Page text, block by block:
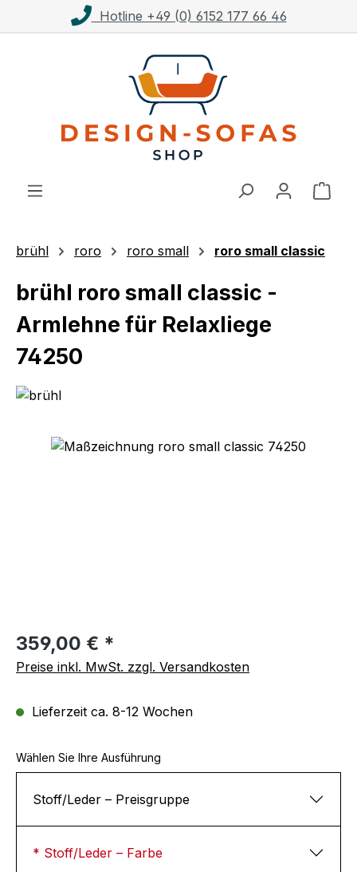
Zum Hauptinhalt springenKostenloser Versand ab 1.000€**
brühl roro roro small roro small classic
brühl roro small classic -
Armlehne für Relaxliege
74250
Bildergalerie überspringen
Regulärer Preis:
359,00 € *
Preise inkl. MwSt. zzgl. Versandkosten
Lieferzeit ca. 8-12 Wochen
Wählen Sie Ihre Ausführung
Stoff/Leder – Preisgruppe
* Stoff/Leder – Farbe